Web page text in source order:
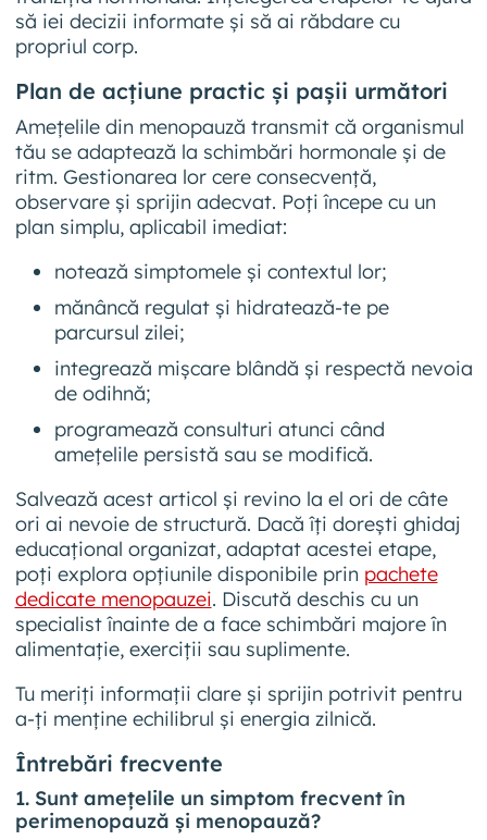
să iei decizii informate și să ai răbdare cu
propriul corp.
Plan de acțiune practic și pașii următori
Amețelile din menopauză transmit că organismul
tău se adaptează la schimbări hormonale și de
ritm. Gestionarea lor cere consecvență,
observare și sprijin adecvat. Poți începe cu un
plan simplu, aplicabil imediat:
notează simptomele și contextul lor;
mănâncă regulat și hidratează-te pe
parcursul zilei;
integrează mișcare blândă și respectă nevoia
de odihnă;
programează consulturi atunci când
amețelile persistă sau se modifică.
Salvează acest articol și revino la el ori de câte
ori ai nevoie de structură. Dacă îți dorești ghidaj
educațional organizat, adaptat acestei etape,
poți explora opțiunile disponibile prin pachete
dedicate menopauzei. Discută deschis cu un
specialist înainte de a face schimbări majore în
alimentație, exerciții sau suplimente.
Tu meriți informații clare și sprijin potrivit pentru
a-ți menține echilibrul și energia zilnică.
Întrebări frecvente
1. Sunt amețelile un simptom frecvent în
perimenopauză și menopauză?